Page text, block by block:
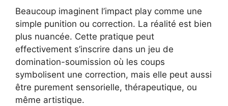
Beaucoup imaginent l’impact play comme une
simple punition ou correction. La réalité est bien
plus nuancée. Cette pratique peut
effectivement s’inscrire dans un jeu de
domination-soumission où les coups
symbolisent une correction, mais elle peut aussi
être purement sensorielle, thérapeutique, ou
même artistique.